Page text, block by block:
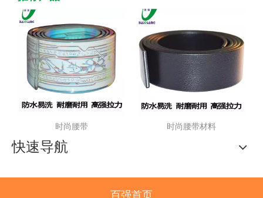
时尚腰带 时尚腰带材料
快速导航
百强首页